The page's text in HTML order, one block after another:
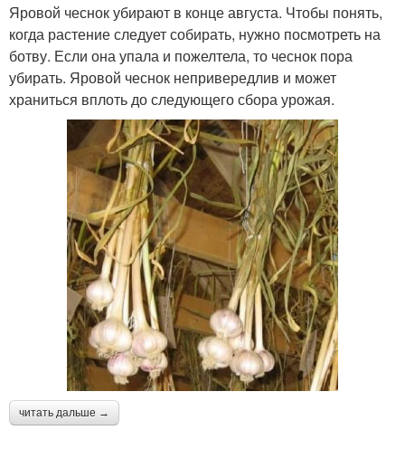
Яровой чеснок убирают в конце августа. Чтобы понять,
когда растение следует собирать, нужно посмотреть на
ботву. Если она упала и пожелтела, то чеснок пора
убирать. Яровой чеснок непривередлив и может
храниться вплоть до следующего сбора урожая.
читать дальше →